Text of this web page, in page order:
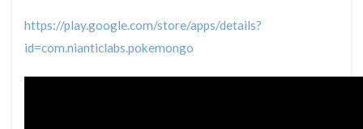
https://play.google.com/store/apps/details?
id=com.nianticlabs.pokemongo